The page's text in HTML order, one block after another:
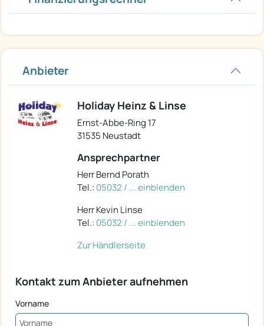
Anbieter
Holiday Heinz & Linse
Ernst-Abbe-Ring 17
31535 Neustadt
Ansprechpartner
Herr Bernd Porath
Tel.: 05032 / ... einblenden
Herr Kevin Linse
Tel.: 05032 / ... einblenden
Zur Händlerseite
Kontakt zum Anbieter aufnehmen
Vorname